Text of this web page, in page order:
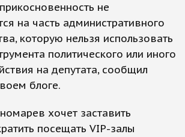
не
на часть административного
которую нельзя использовать
политического или иного
на депутата, сообщил
блоге.
хочет заставить
посещать VIP-залы